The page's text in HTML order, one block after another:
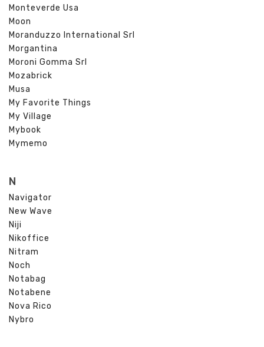
Monteverde Usa
Moon
Moranduzzo International Srl
Morgantina
Moroni Gomma Srl
Mozabrick
Musa
My Favorite Things
My Village
Mybook
Mymemo
N
Navigator
New Wave
Niji
Nikoffice
Nitram
Noch
Notabag
Notabene
Nova Rico
Nybro